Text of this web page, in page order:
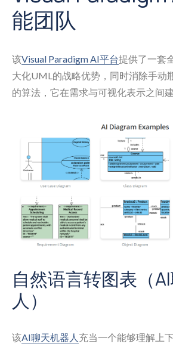
能团队
该Visual Paradigm AI平台提供了一套
大化UML的战略优势，同时消除手动
的算法，它在需求与可视化表示之间
自然语言转图表（
人）
该AI聊天机器人 充当一个能够理解上